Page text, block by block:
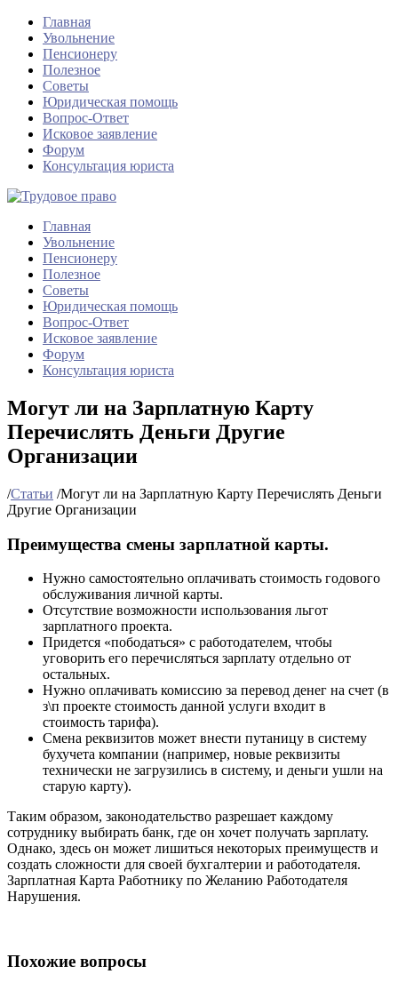
Главная
Увольнение
Пенсионеру
Полезное
Советы
Юридическая помощь
Вопрос-Ответ
Исковое заявление
Форум
Консультация юриста
Главная
Увольнение
Пенсионеру
Полезное
Советы
Юридическая помощь
Вопрос-Ответ
Исковое заявление
Форум
Консультация юриста
Могут ли на Зарплатную Карту
Перечислять Деньги Другие
Организации
/Статьи /Могут ли на Зарплатную Карту Перечислять Деньги
Другие Организации
Преимущества смены зарплатной карты.
Нужно самостоятельно оплачивать стоимость годового
обслуживания личной карты.
Отсутствие возможности использования льгот
зарплатного проекта.
Придется «пободаться» с работодателем, чтобы
уговорить его перечисляться зарплату отдельно от
остальных.
Нужно оплачивать комиссию за перевод денег на счет (в
з\п проекте стоимость данной услуги входит в
стоимость тарифа).
Смена реквизитов может внести путаницу в систему
бухучета компании (например, новые реквизиты
технически не загрузились в систему, и деньги ушли на
старую карту).
Таким образом, законодательство разрешает каждому
сотруднику выбирать банк, где он хочет получать зарплату.
Однако, здесь он может лишиться некоторых преимуществ и
создать сложности для своей бухгалтерии и работодателя.
Зарплатная Карта Работнику по Желанию Работодателя
Нарушения.
Похожие вопросы